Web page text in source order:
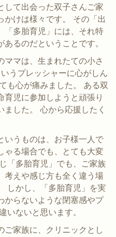
して出会った双子さんご家
かけは様々です。 その「出
「多胎育児」には、それ特
るのだということです。
ママは、生まれたての小さ
うプレッシャーに心がしん
も心が痛みました。 ある双
育児に参加しようと頑張り
した。 心から応援したく
いうものは、お子様一人で
ゃる場合でも、とても大変
「多胎育児」でも、ご家族
考えや感じ方も全く違う場
しかし、「多胎育児」を実
からないような閉塞感やプ
いないと思います。
ご家族に、クリニックとし